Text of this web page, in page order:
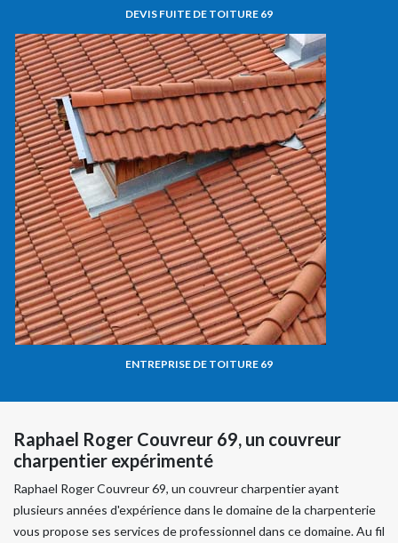
DEVIS FUITE DE TOITURE 69
ENTREPRISE DE TOITURE 69
Raphael Roger Couvreur 69, un couvreur
charpentier expérimenté
Raphael Roger Couvreur 69, un couvreur charpentier ayant
plusieurs années d'expérience dans le domaine de la charpenterie
vous propose ses services de professionnel dans ce domaine. Au fil